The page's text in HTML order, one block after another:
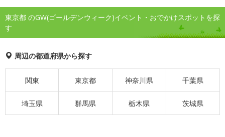
東京都 のGW(ゴールデンウィーク)イベント・おでかけスポットを探
す
周辺の都道府県から探す
関東 東京都 神奈川県 千葉県
埼玉県 群馬県 栃木県 茨城県